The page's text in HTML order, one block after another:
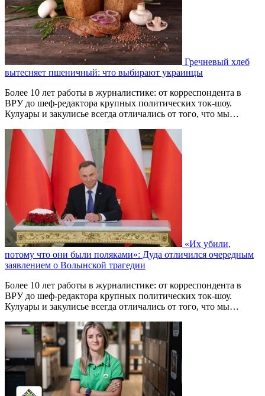
Гречневый хлеб
вытесняет пшеничный: что выбирают украинцы
Более 10 лет работы в журналистике: от корреспондента в
ВРУ до шеф-редактора крупных политических ток-шоу.
Кулуары и закулисье всегда отличались от того, что мы…
«Их убили,
потому что они были поляками»: Дуда отличился очередным
заявлением о Волынской трагедии
Более 10 лет работы в журналистике: от корреспондента в
ВРУ до шеф-редактора крупных политических ток-шоу.
Кулуары и закулисье всегда отличались от того, что мы…